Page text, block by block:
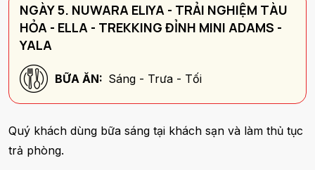
NGÀY 5. NUWARA ELIYA - TRẢI NGHIỆM TÀU
HỎA - ELLA - TREKKING ĐỈNH MINI ADAMS -
YALA
BỮA ĂN: Sáng - Trưa - Tối
Quý khách dùng bữa sáng tại khách sạn và làm thủ tục
trả phòng.